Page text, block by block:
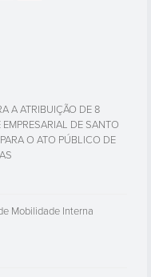
A ATRIBUIÇÃO DE 8
DE SANTO
O ATO PÚBLICO DE
Mobilidade Interna